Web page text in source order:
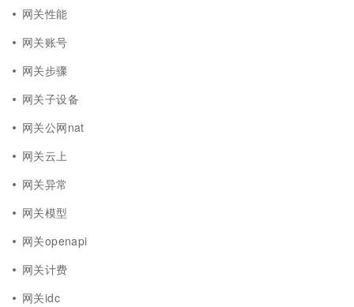
网关性能
网关账号
网关步骤
网关子设备
网关公网nat
网关云上
网关异常
网关模型
网关openapi
网关计费
网关idc